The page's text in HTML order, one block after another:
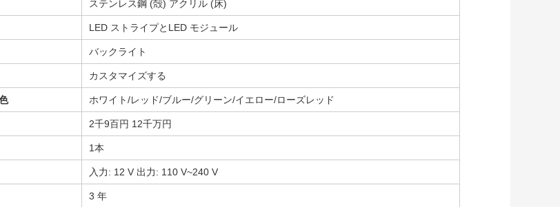
ステンレス鋼 (殻) アクリル (床)
LED ストライプとLED モジュール
バックライト
カスタマイズする
ホワイト/レッド/ブルー/グリーン/イエロー/ローズレッド
2千9百円 12千万円
1本
入力: 12 V 出力: 110 V~240 V
3 年